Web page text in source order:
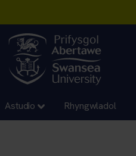
Astudio Rhyngwladol